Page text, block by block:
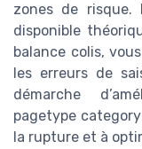
zones de
disponible
balance colis,
les erreurs de
démarche
pagetype
la rupture et à